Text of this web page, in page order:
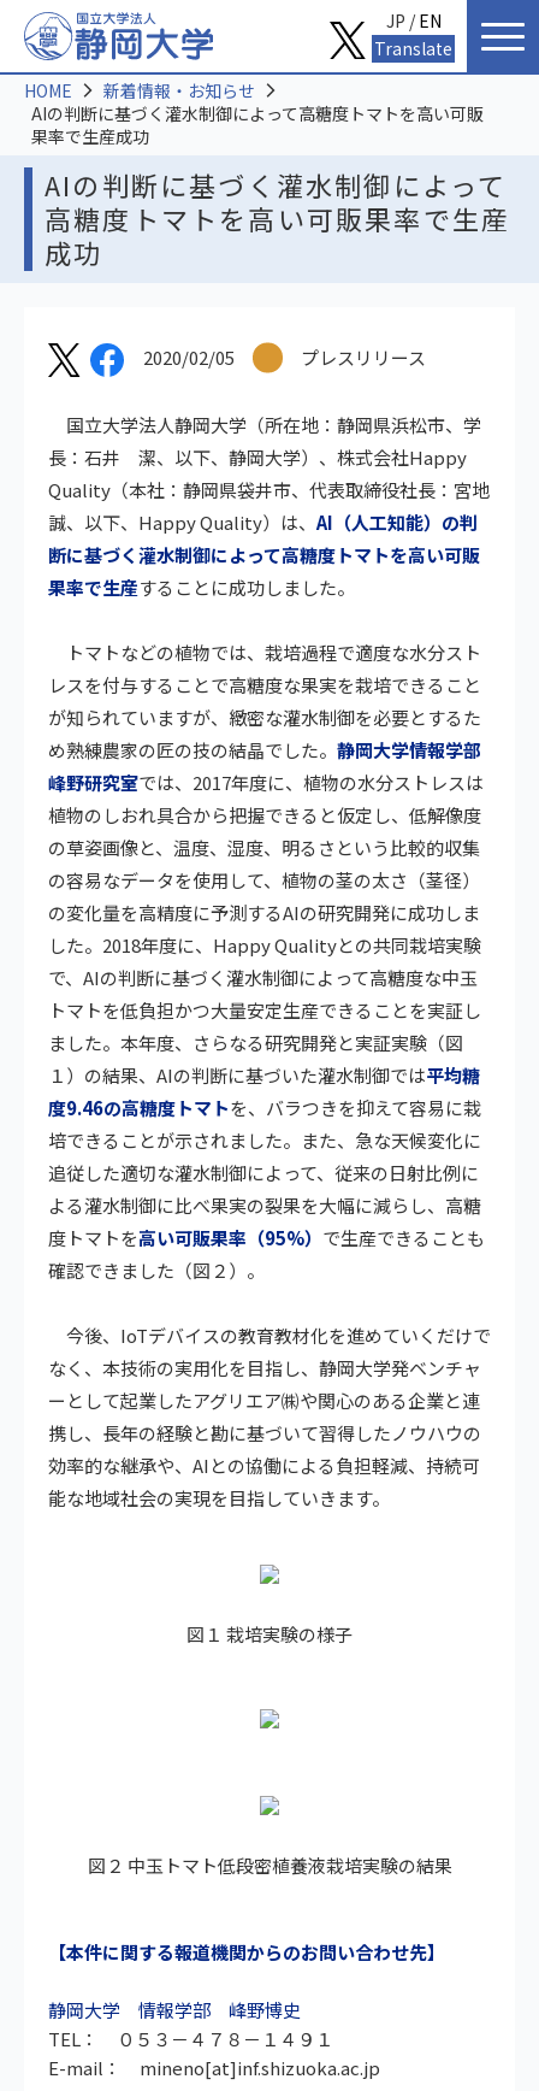
AIの判断に基づく灌水制御によって
高糖度トマトを高い可販果率で生産
成功
HOME
新着情報・お知らせ
AIの判断に基づく灌水制御によって高糖度トマトを高い可販
果率で生産成功
2020/02/05 プレスリリース
国立大学法人静岡大学（所在地：静岡県浜松市、学
長：石井 潔、以下、静岡大学）、株式会社Happy
Quality（本社：静岡県袋井市、代表取締役社長：宮地
誠、以下、Happy Quality）は、 AI（人工知能）の判
断に基づく灌水制御によって高糖度トマトを高い可販
果率で生産することに成功しました。
トマトなどの植物では、栽培過程で適度な水分スト
レスを付与することで高糖度な果実を栽培できること
が知られていますが、緻密な灌水制御を必要とするた
め熟練農家の匠の技の結晶でした。 静岡大学情報学部
峰野研究室では、2017年度に、植物の水分ストレスは
植物のしおれ具合から把握できると仮定し、低解像度
の草姿画像と、温度、湿度、明るさという比較的収集
の容易なデータを使用して、植物の茎の太さ（茎径）
の変化量を高精度に予測するAIの研究開発に成功しま
した。2018年度に、Happy Qualityとの共同栽培実験
で、AIの判断に基づく灌水制御によって高糖度な中玉
トマトを低負担かつ大量安定生産できることを実証し
ました。本年度、さらなる研究開発と実証実験（図
１）の結果、AIの判断に基づいた灌水制御では平均糖
度9.46の高糖度トマトを、バラつきを抑えて容易に栽
培できることが示されました。また、急な天候変化に
追従した適切な灌水制御によって、従来の日射比例に
よる灌水制御に比べ果実の裂果を大幅に減らし、高糖
度トマトを高い可販果率（95%） で生産できることも
確認できました（図２）。
今後、IoTデバイスの教育教材化を進めていくだけで
なく、本技術の実用化を目指し、静岡大学発ベンチャ
ーとして起業したアグリエア㈱や関心のある企業と連
携し、長年の経験と勘に基づいて習得したノウハウの
効率的な継承や、AIとの協働による負担軽減、持続可
能な地域社会の実現を目指していきます。
図１ 栽培実験の様子
図２ 中玉トマト低段密植養液栽培実験の結果
【本件に関する報道機関からのお問い合わせ先】
静岡大学 情報学部 峰野博史
TEL： ０５３－４７８－１４９１
E-mail： mineno[at]inf.shizuoka.ac.jp
JP /EN
Translate